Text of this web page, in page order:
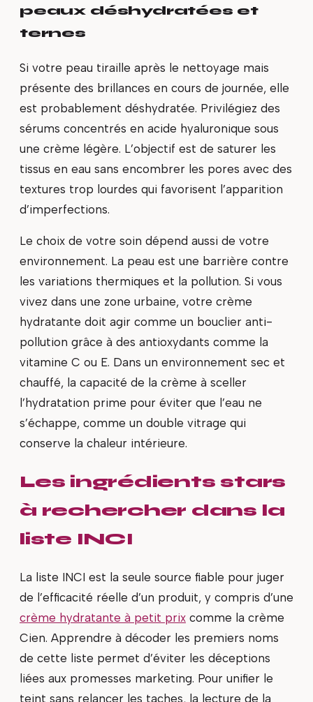
peaux déshydratées et
ternes
Si votre peau tiraille après le nettoyage mais
présente des brillances en cours de journée, elle
est probablement déshydratée. Privilégiez des
sérums concentrés en acide hyaluronique sous
une crème légère. L’objectif est de saturer les
tissus en eau sans encombrer les pores avec des
textures trop lourdes qui favorisent l’apparition
d’imperfections.
Le choix de votre soin dépend aussi de votre
environnement. La peau est une barrière contre
les variations thermiques et la pollution. Si vous
vivez dans une zone urbaine, votre crème
hydratante doit agir comme un bouclier anti-
pollution grâce à des antioxydants comme la
vitamine C ou E. Dans un environnement sec et
chauffé, la capacité de la crème à sceller
l’hydratation prime pour éviter que l’eau ne
s’échappe, comme un double vitrage qui
conserve la chaleur intérieure.
Les ingrédients stars
à rechercher dans la
liste INCI
La liste INCI est la seule source fiable pour juger
de l’efficacité réelle d’un produit, y compris d’une
crème hydratante à petit prix comme la crème
Cien. Apprendre à décoder les premiers noms
de cette liste permet d’éviter les déceptions
liées aux promesses marketing. Pour unifier le
teint sans relancer les taches, la lecture de la